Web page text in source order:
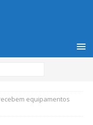
equipamentos